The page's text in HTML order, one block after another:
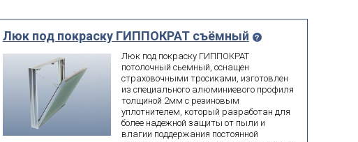
Люк под покраску ГИППОКРАТ съёмный
Люк под покраску ГИППОКРАТ
потолочный сьемный, оснащен
страховочными тросиками, изготовлен
из специального алюминиевого профиля
толщиной 2мм с резиновым
уплотнителем, который разработан для
более надежной защиты от пыли и
влагии поддержания постоянной